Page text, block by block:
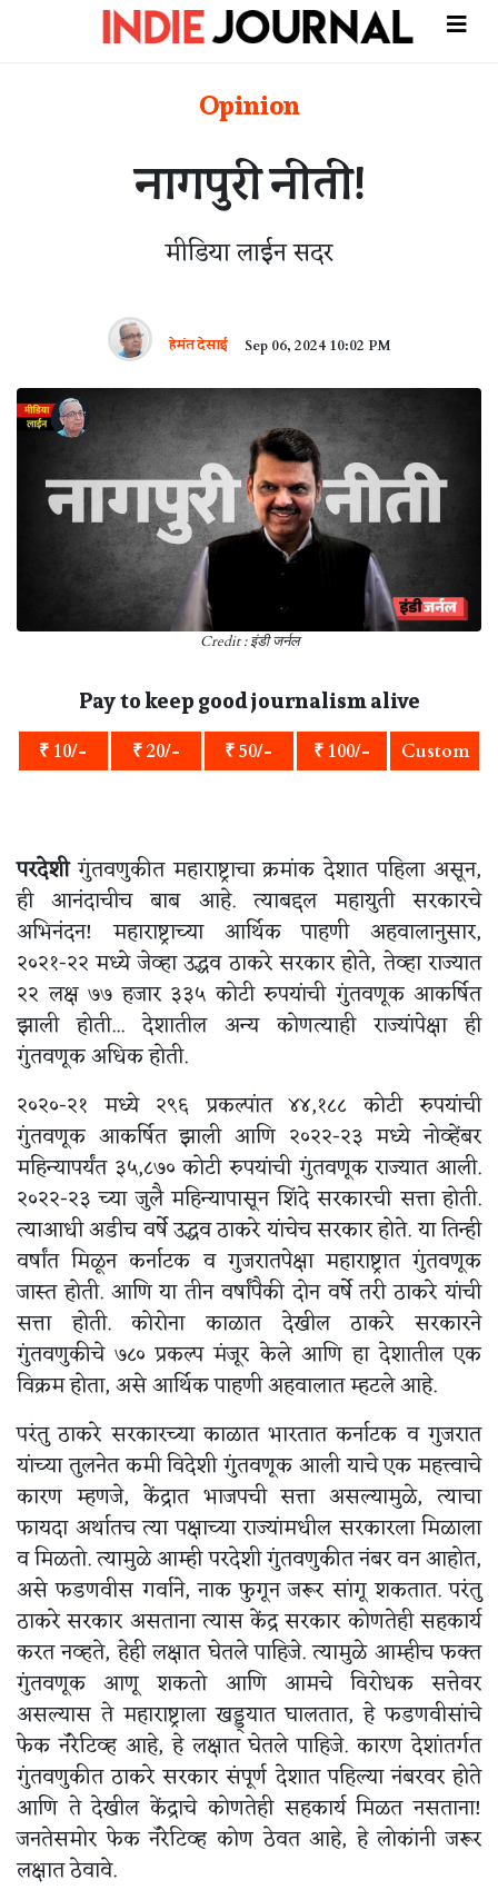
Opinion
नागपुरी नीती!
मीडिया लाईन सदर
हेमंत देसाई Sep 06, 2024 10:02 PM
Credit : इंडी जर्नल
Pay to keep good journalism alive
₹ 10/- ₹ 20/- ₹ 50/- ₹ 100/- Custom
परदेशीगुंतवणुकीत महाराष्ट्राचा क्रमांक देशात पहिला असून,
ही आनंदाचीच बाब आहे. त्याबद्दल महायुती सरकारचे
अभिनंदन! महाराष्ट्राच्या आर्थिक पाहणी अहवालानुसार,
२०२१-२२ मध्ये जेव्हा उद्धव ठाकरे सरकार होते, तेव्हा राज्यात
२२ लक्ष ७७ हजार ३३५ कोटी रुपयांची गुंतवणूक आकर्षित
झाली होती... देशातील अन्य कोणत्याही राज्यांपेक्षा ही
गुंतवणूक अधिक होती.
२०२०-२१ मध्ये २९६ प्रकल्पांत ४४,१८८ कोटी रुपयांची
गुंतवणूक आकर्षित झाली आणि २०२२-२३ मध्ये नोव्हेंबर
महिन्यापर्यंत ३५,८७० कोटी रुपयांची गुंतवणूक राज्यात आली.
२०२२-२३ च्या जुलै महिन्यापासून शिंदे सरकारची सत्ता होती.
त्याआधी अडीच वर्षे उद्धव ठाकरे यांचेच सरकार होते. या तिन्ही
वर्षांत मिळून कर्नाटक व गुजरातपेक्षा महाराष्ट्रात गुंतवणूक
जास्त होती. आणि या तीन वर्षांपैकी दोन वर्षे तरी ठाकरे यांची
सत्ता होती. कोरोना काळात देखील ठाकरे सरकारने
गुंतवणुकीचे ७८० प्रकल्प मंजूर केले आणि हा देशातील एक
विक्रम होता, असे आर्थिक पाहणी अहवालात म्हटले आहे.
परंतु ठाकरे सरकारच्या काळात भारतात कर्नाटक व गुजरात
यांच्या तुलनेत कमी विदेशी गुंतवणूक आली याचे एक महत्त्वाचे
कारण म्हणजे, केंद्रात भाजपची सत्ता असल्यामुळे, त्याचा
फायदा अर्थातच त्या पक्षाच्या राज्यांमधील सरकारला मिळाला
व मिळतो. त्यामुळे आम्ही परदेशी गुंतवणुकीत नंबर वन आहोत,
असे फडणवीस गर्वाने, नाक फुगून जरूर सांगू शकतात. परंतु
ठाकरे सरकार असताना त्यास केंद्र सरकार कोणतेही सहकार्य
करत नव्हते, हेही लक्षात घेतले पाहिजे. त्यामुळे आम्हीच फक्त
गुंतवणूक आणू शकतो आणि आमचे विरोधक सत्तेवर
असल्यास ते महाराष्ट्राला खड्ड्यात घालतात, हे फडणवीसांचे
फेक नॅरेटिव्ह आहे, हे लक्षात घेतले पाहिजे. कारण देशांतर्गत
गुंतवणुकीत ठाकरे सरकार संपूर्ण देशात पहिल्या नंबरवर होते
आणि ते देखील केंद्राचे कोणतेही सहकार्य मिळत नसताना!
जनतेसमोर फेक नॅरेटिव्ह कोण ठेवत आहे, हे लोकांनी जरूर
लक्षात ठेवावे.